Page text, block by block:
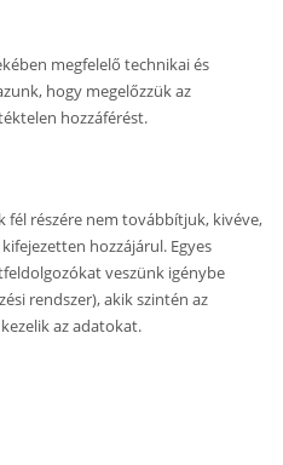
megfelelő technikai és
hogy megelőzzük az
hozzáférést.
fél részére nem továbbítjuk, kivéve,
hozzájárul. Egyes
veszünk igénybe
rendszer), akik szintén az
az adatokat.